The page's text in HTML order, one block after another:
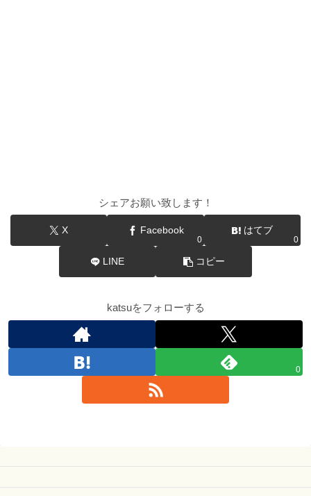
シェアお願い致します！
X Facebook
0
はてブ
0
LINE コピー
katsuをフォローする
0